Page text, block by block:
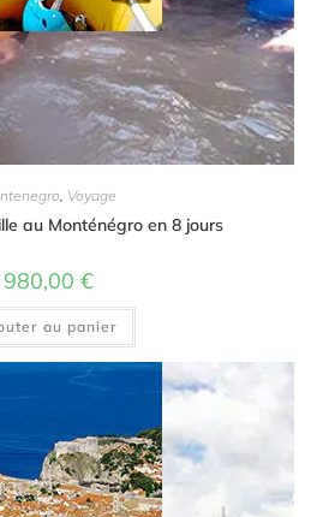
Voyage
au Monténégro en 8 jours
980,00 €
au panier